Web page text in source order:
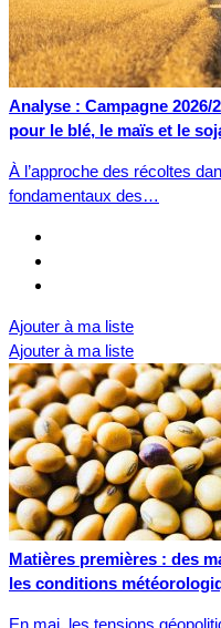
Analyse : Campagne
pour le blé, le maïs et le
À l’approche des récoltes
fondamentaux des…
Ajouter à ma liste
Ajouter à ma liste
Matières premières : des
les conditions
En mai, les tensions